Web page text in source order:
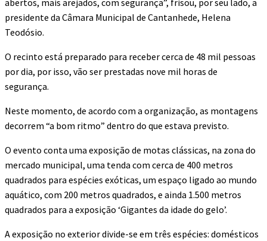
abertos, mais arejados, com segurança”, frisou, por seu lado, a
presidente da Câmara Municipal de Cantanhede, Helena
Teodósio.
O recinto está preparado para receber cerca de 48 mil pessoas
por dia, por isso, vão ser prestadas nove mil horas de
segurança.
Neste momento, de acordo com a organização, as montagens
decorrem “a bom ritmo” dentro do que estava previsto.
O evento conta uma exposição de motas clássicas, na zona do
mercado municipal, uma tenda com cerca de 400 metros
quadrados para espécies exóticas, um espaço ligado ao mundo
aquático, com 200 metros quadrados, e ainda 1.500 metros
quadrados para a exposição ‘Gigantes da idade do gelo’.
A exposição no exterior divide-se em três espécies: domésticos